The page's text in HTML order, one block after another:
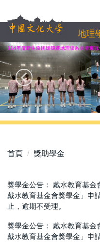
到
主
要
內
容
區
地理
首頁 獎助學金
獎學金公告： 戴水教育基金
戴水教育基金會獎學金」申
止，逾期不受理。
獎學金公告： 戴水教育基金
戴水教育基金會獎學金」申